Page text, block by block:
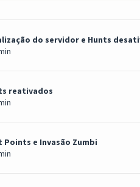
do servidor e Hunts
- 0 de 5 em média
12 34 5
reativados
- 0 de 5 em média
12345
Points e Invasão Zumbi
- 0 de 5 em média
12 3 45